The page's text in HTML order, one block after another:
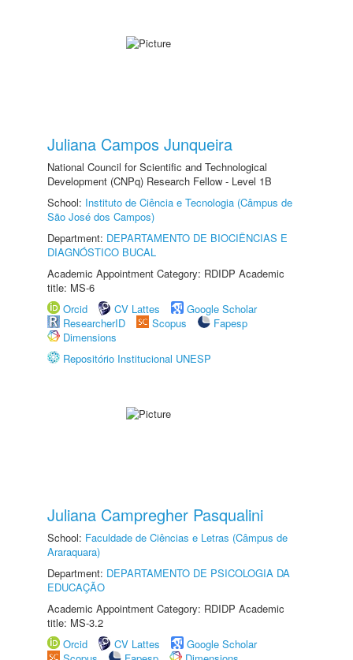
Juliana Campos Junqueira
National Council for Scientific and Technological
Development (CNPq) Research Fellow - Level 1B
School: Instituto de Ciência e Tecnologia (Câmpus de
São José dos Campos)
Department: DEPARTAMENTO DE BIOCIÊNCIAS E
DIAGNÓSTICO BUCAL
Academic Appointment Category: RDIDP Academic
title: MS-6
Orcid
CV Lattes
Google Scholar
ResearcherID
Scopus
Fapesp
Dimensions
Repositório Institucional UNESP
Juliana Campregher Pasqualini
School: Faculdade de Ciências e Letras (Câmpus de
Araraquara)
Department: DEPARTAMENTO DE PSICOLOGIA DA
EDUCAÇÃO
Academic Appointment Category: RDIDP Academic
title: MS-3.2
Orcid
CV Lattes
Google Scholar